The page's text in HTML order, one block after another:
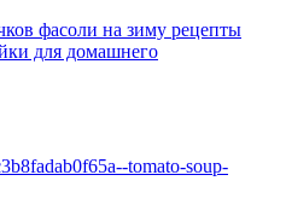
фасоли на зиму рецепты
для домашнего